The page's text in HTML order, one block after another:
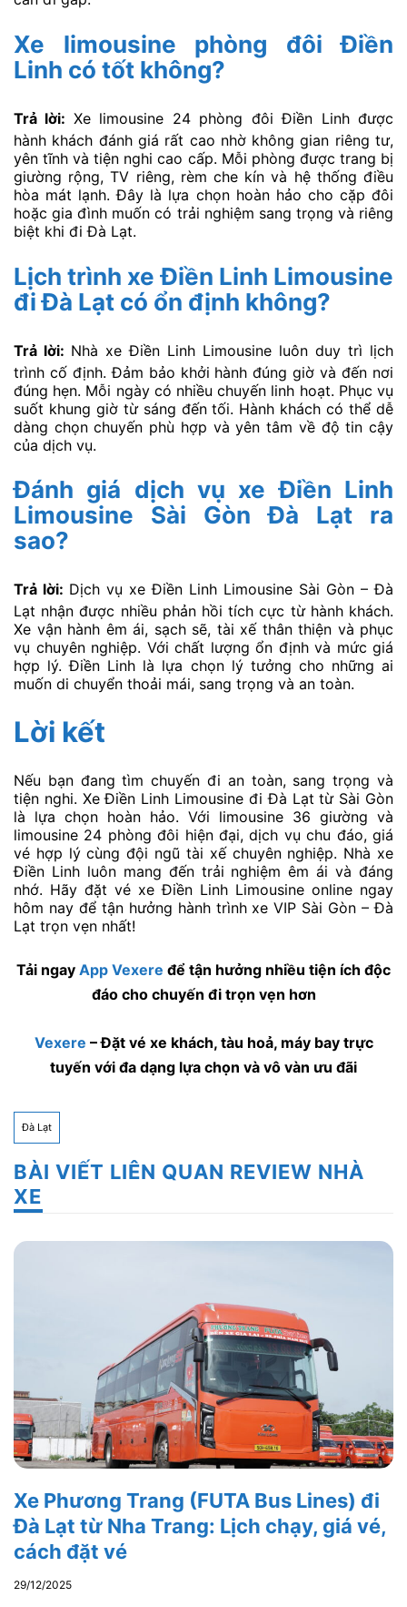
Xe limousine phòng đôi Điền
Linh có tốt không?
Trả lời: Xe limousine 24 phòng đôi Điền Linh được
hành khách đánh giá rất cao nhờ không gian riêng tư,
yên tĩnh và tiện nghi cao cấp. Mỗi phòng được trang bị
giường rộng, TV riêng, rèm che kín và hệ thống điều
hòa mát lạnh. Đây là lựa chọn hoàn hảo cho cặp đôi
hoặc gia đình muốn có trải nghiệm sang trọng và riêng
biệt khi đi Đà Lạt.
Lịch trình xe Điền Linh Limousine
đi Đà Lạt có ổn định không?
Trả lời: Nhà xe Điền Linh Limousine luôn duy trì lịch
trình cố định. Đảm bảo khởi hành đúng giờ và đến nơi
đúng hẹn. Mỗi ngày có nhiều chuyến linh hoạt. Phục vụ
suốt khung giờ từ sáng đến tối. Hành khách có thể dễ
dàng chọn chuyến phù hợp và yên tâm về độ tin cậy
của dịch vụ.
Đánh giá dịch vụ xe Điền Linh
Limousine Sài Gòn Đà Lạt ra
sao?
Trả lời: Dịch vụ xe Điền Linh Limousine Sài Gòn – Đà
Lạt nhận được nhiều phản hồi tích cực từ hành khách.
Xe vận hành êm ái, sạch sẽ, tài xế thân thiện và phục
vụ chuyên nghiệp. Với chất lượng ổn định và mức giá
hợp lý. Điền Linh là lựa chọn lý tưởng cho những ai
muốn di chuyển thoải mái, sang trọng và an toàn.
Lời kết
Nếu bạn đang tìm chuyến đi an toàn, sang trọng và
tiện nghi. Xe Điền Linh Limousine đi Đà Lạt từ Sài Gòn
là lựa chọn hoàn hảo. Với limousine 36 giường và
limousine 24 phòng đôi hiện đại, dịch vụ chu đáo, giá
vé hợp lý cùng đội ngũ tài xế chuyên nghiệp. Nhà xe
Điền Linh luôn mang đến trải nghiệm êm ái và đáng
nhớ. Hãy đặt vé xe Điền Linh Limousine online ngay
hôm nay để tận hưởng hành trình xe VIP Sài Gòn – Đà
Lạt trọn vẹn nhất!
Tải ngay App Vexere để tận hưởng nhiều tiện ích độc
đáo cho chuyến đi trọn vẹn hơn
Vexere – Đặt vé xe khách, tàu hoả, máy bay trực
tuyến với đa dạng lựa chọn và vô vàn ưu đãi
Đà Lạt
BÀI VIẾT LIÊN QUAN REVIEW NHÀ
XE
Xe Phương Trang (FUTA Bus Lines) đi
Đà Lạt từ Nha Trang: Lịch chạy, giá vé,
cách đặt vé
29/12/2025